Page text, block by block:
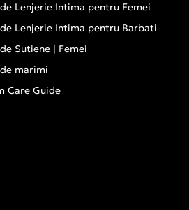
Lenjerie Intima pentru Femei
Lenjerie Intima pentru Barbati
Sutiene | Femei
marimi
Care Guide